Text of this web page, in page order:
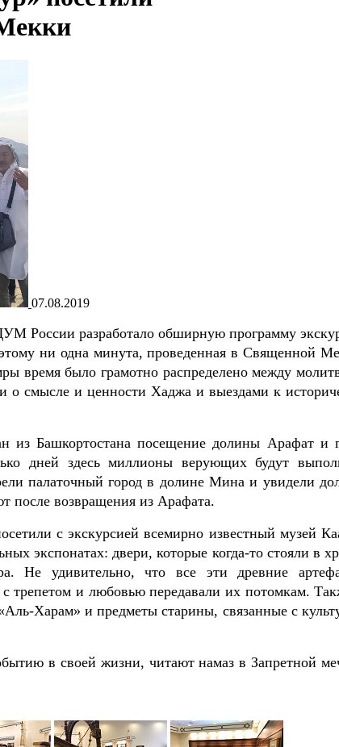
07.08.2019
России разработало обширную программу
ни одна минута, проведенная в Священной
время было грамотно распределено между
о смысле и ценности Хаджа и выездами к
из Башкортостана посещение долины Арафат и
дней здесь миллионы верующих будут
палаточный город в долине Мина и увидели
после возвращения из Арафата.
с экскурсией всемирно известный музей
экспонатах: двери, которые когда-то стояли в
Не удивительно, что все эти древние
трепетом и любовью передавали их потомкам.
Харам» и предметы старины, связанные с
в своей жизни, читают намаз в Запретной